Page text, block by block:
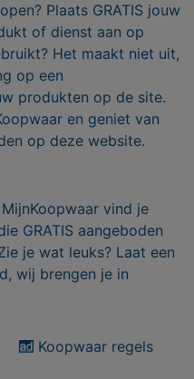
Plaats GRATIS jouw
of dienst aan op
Het maakt niet uit,
op een
produkten op de site.
en geniet van
op deze website.
vind je
GRATIS aangeboden
je wat leuks? Laat een
wij brengen je in
Koopwaar regels